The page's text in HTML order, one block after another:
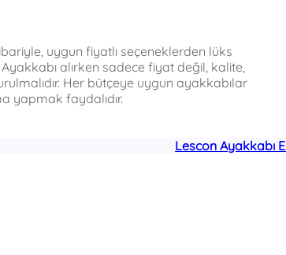
uygun fiyatlı seçeneklerden lüks
alırken sadece fiyat değil, kalite,
Her bütçeye uygun ayakkabılar
yapmak faydalıdır.
Lescon Ayakkabı